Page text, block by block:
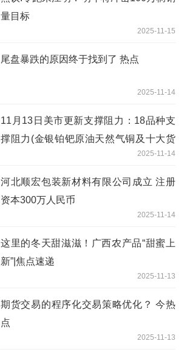
量目标
2025-11-15
尾盘暴跌的原因终于找到了 热点
2025-11-14
11月13日美市更新支撑阻力：18品种支
撑阻力(金银铂钯原油天然气铜及十大货
2025-11-14
河北顺宏包装新材料有限公司成立 注册
资本300万人民币
2025-11-14
这里的冬天甜滋滋！广西农产品“甜蜜上
新”|焦点速递
2025-11-13
期货交易的程序化交易策略优化？ 今热
点
2025-11-13